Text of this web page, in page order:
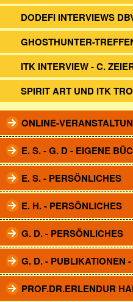
DODEFI INTERVIEWS
GHOSTHUNTER-
ITK INTERVIEW - C.
SPIRIT ART UND ITK
ONLINE-
E. S. - G. D - EIGENE
E. S. - PERSÖNLICHES
E. H. - PERSÖNLICHES
G. D. - PERSÖNLICHES
G. D. - PUBLIKATIONEN
PROF.DR.ERLENDUR